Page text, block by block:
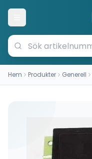
Öppna meny
Hem Produkter Generell